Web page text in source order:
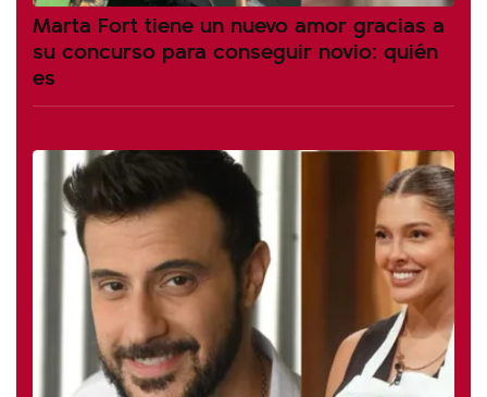
Marta Fort tiene un nuevo amor gracias a
su concurso para conseguir novio: quién
es